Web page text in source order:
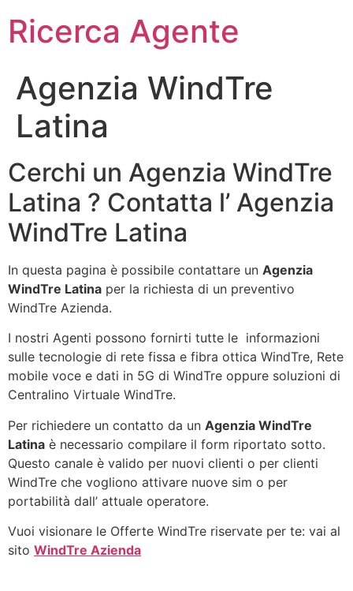
Ricerca Agente
Agenzia WindTre
Latina
Cerchi un Agenzia WindTre
Latina ? Contatta l’ Agenzia
WindTre Latina
In questa pagina è possibile contattare un Agenzia
WindTre Latina per la richiesta di un preventivo
WindTre Azienda.
I nostri Agenti possono fornirti tutte le informazioni
sulle tecnologie di rete fissa e fibra ottica WindTre, Rete
mobile voce e dati in 5G di WindTre oppure soluzioni di
Centralino Virtuale WindTre.
Per richiedere un contatto da un Agenzia WindTre
Latina è necessario compilare il form riportato sotto.
Questo canale è valido per nuovi clienti o per clienti
WindTre che vogliono attivare nuove sim o per
portabilità dall’ attuale operatore.
Vuoi visionare le Offerte WindTre riservate per te: vai al
sito WindTre Azienda